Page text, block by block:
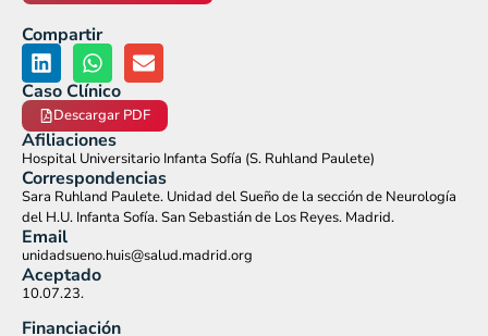
Compartir
Caso Clínico
Descargar PDF
Afiliaciones
Hospital Universitario Infanta Sofía (S. Ruhland Paulete)
Correspondencias
Sara Ruhland Paulete. Unidad del Sueño de la sección de Neurología
del H.U. Infanta Sofía. San Sebastián de Los Reyes. Madrid.
Email
unidadsueno.huis@salud.madrid.org
Aceptado
10.07.23.
Financiación